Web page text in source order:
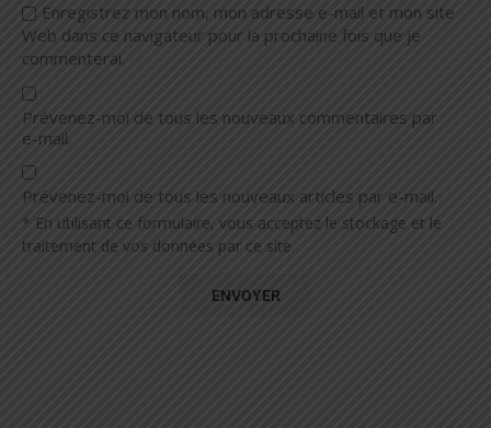
Enregistrez mon nom, mon adresse e-mail et mon site
Web dans ce navigateur pour la prochaine fois que je
commenterai.
Prévenez-moi de tous les nouveaux commentaires par
e-mail.
Prévenez-moi de tous les nouveaux articles par e-mail.
* En utilisant ce formulaire, vous acceptez le stockage et le
traitement de vos données par ce site.